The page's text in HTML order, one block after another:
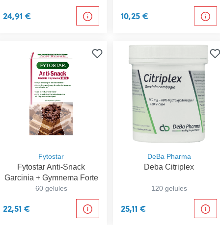
24,91 € 10,25 €
Fytostar
Fytostar Anti-Snack
Garcinia + Gymnema Forte
60 gelules
22,51 €
DeBa Pharma
Deba Citriplex
120 gelules
25,11 €